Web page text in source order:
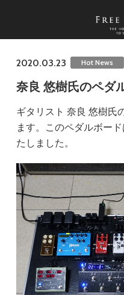
2020.03.23 Hot News
奈良 悠樹氏のペダ
ギタリスト 奈良 悠樹氏
ます。このペダルボー
たしました。